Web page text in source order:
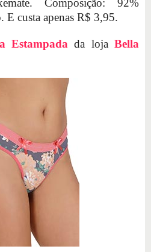
Composição: 92%
E custa apenas R$ 3,95.
Estampada da loja Bella